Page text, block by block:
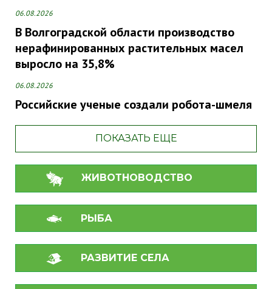
06.08.2026
В Волгоградской области производство
нерафинированных растительных масел
выросло на 35,8%
06.08.2026
Российские ученые создали робота-шмеля
ПОКАЗАТЬ ЕЩЕ
ЖИВОТНОВОДСТВО
РЫБА
РАЗВИТИЕ СЕЛА